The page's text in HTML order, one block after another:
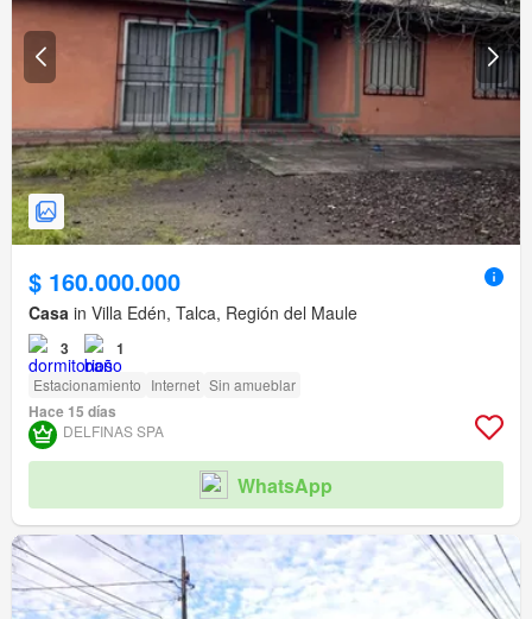
$ 160.000.000
Casa in Villa Edén, Talca, Región del Maule
3 1
Estacionamiento Internet Sin amueblar
Hace 15 días
DELFINAS SPA
WhatsApp